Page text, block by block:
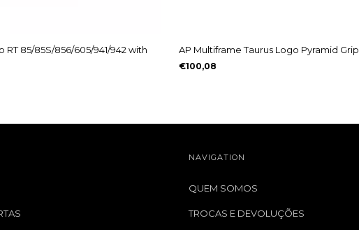
RT 85/85S/856/605/941/942 with
AP Multiframe Taurus Logo Pyramid Grip
€100,08
NAVIGATION
QUEM SOMOS
TROCAS E DEVOLUÇÕES